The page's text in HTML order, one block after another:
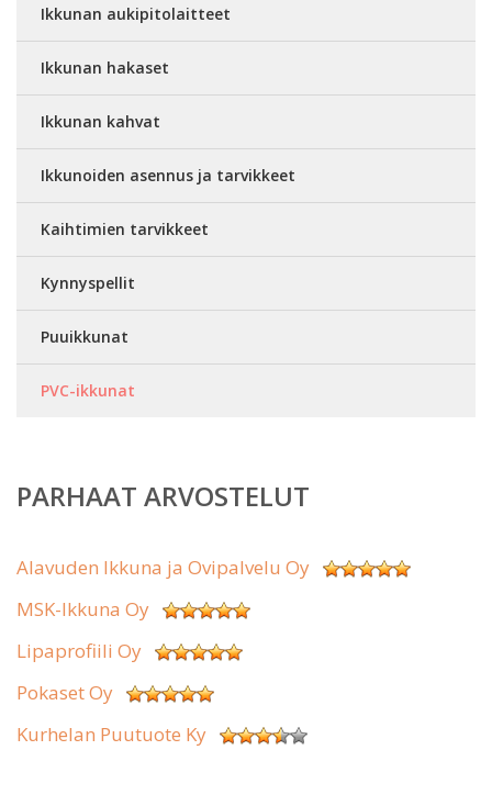
Ikkunan aukipitolaitteet
Ikkunan hakaset
Ikkunan kahvat
Ikkunoiden asennus ja tarvikkeet
Kaihtimien tarvikkeet
Kynnyspellit
Puuikkunat
PVC-ikkunat
PARHAAT ARVOSTELUT
Alavuden Ikkuna ja Ovipalvelu Oy
MSK-Ikkuna Oy
Lipaprofiili Oy
Pokaset Oy
Kurhelan Puutuote Ky